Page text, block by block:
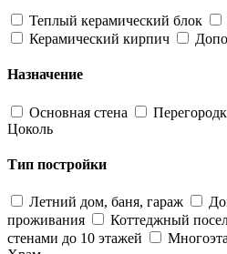
Теплый керамический блок
Керамический кирпич
Назначение
Основная стена
Цоколь
Тип постройки
Летний дом, баня, гараж
проживания
Коттеджный
стенами до 10 этажей